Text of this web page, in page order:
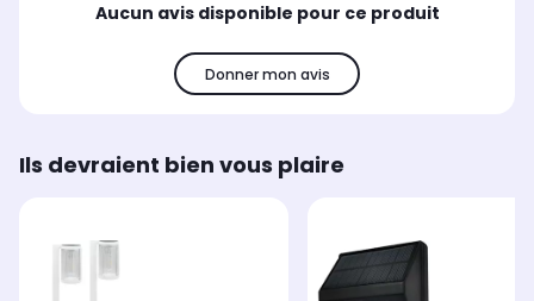
Aucun avis disponible pour ce produit
Donner mon avis
Ils devraient bien vous plaire